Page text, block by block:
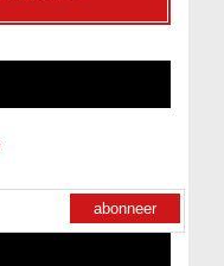
abonneer